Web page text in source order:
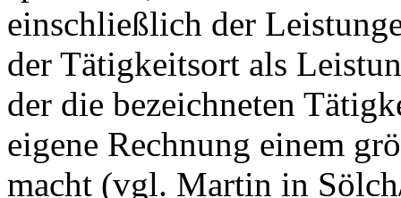
einschließlich der
der Tätigkeitsort als
der die bezeichneten
eigene Rechnung einem
macht (vgl. Martin in